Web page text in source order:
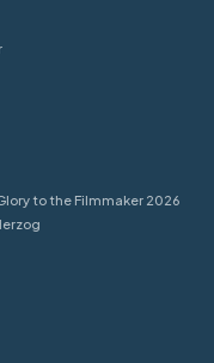
to the Filmmaker 2026